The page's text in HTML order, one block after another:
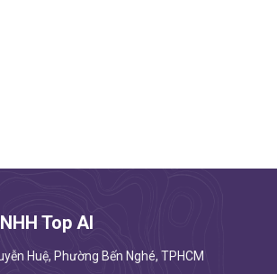
Top AI
Huệ, Phường Bến Nghé, TPHCM